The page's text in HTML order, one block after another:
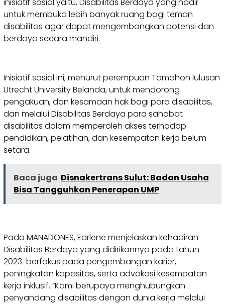
untuk membuka lebih banyak ruang bagi teman
disabilitas agar dapat mengembangkan potensi dan
berdaya secara mandiri.
Inisiatif sosial ini, menurut perempuan Tomohon lulusan
Utrecht University Belanda, untuk mendorong
pengakuan, dan kesamaan hak bagi para disabilitas,
dan melalui Disabilitas Berdaya para sahabat
disabilitas dalam memperoleh akses terhadap
pendidikan, pelatihan, dan kesempatan kerja belum
setara.
Baca juga Disnakertrans Sulut: Badan Usaha
Bisa Tangguhkan Penerapan UMP
Pada MANADONES, Earlene menjelaskan kehadiran
Disabilitas Berdaya yang didirikannya pada tahun
2023 berfokus pada pengembangan karier,
peningkatan kapasitas, serta advokasi kesempatan
kerja inklusif. “Kami berupaya menghubungkan
penyandang disabilitas dengan dunia kerja melalui